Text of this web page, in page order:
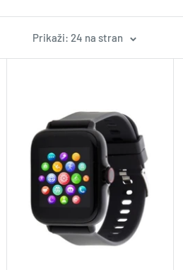
Prikaži: 24 na stran